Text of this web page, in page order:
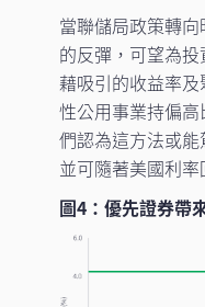
當聯儲局政策轉
的反彈，可望為
藉吸引的收益率
性公用事業持偏
們認為這方法或能
並可隨著美國利
圖4：優先證券帶